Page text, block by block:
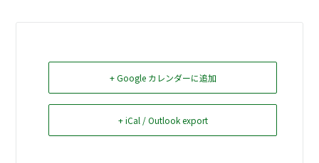
Select Language▼
+ Google カレンダーに追加
+ iCal / Outlook export